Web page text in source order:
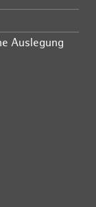
Auslegung